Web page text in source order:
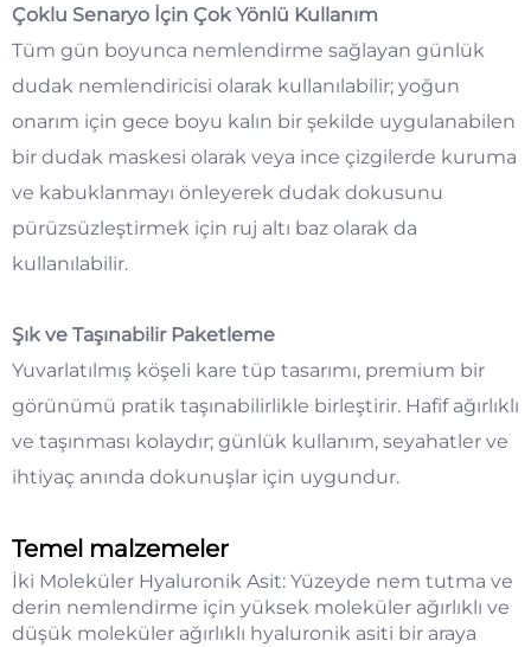
Çoklu Senaryo İçin Çok Yönlü Kullanım
Tüm gün boyunca nemlendirme sağlayan günlük
dudak nemlendiricisi olarak kullanılabilir; yoğun
onarım için gece boyu kalın bir şekilde uygulanabilen
bir dudak maskesi olarak veya ince çizgilerde kuruma
ve kabuklanmayı önleyerek dudak dokusunu
pürüzsüzleştirmek için ruj altı baz olarak da
kullanılabilir.
Şık ve Taşınabilir Paketleme
Yuvarlatılmış köşeli kare tüp tasarımı, premium bir
görünümü pratik taşınabilirlikle birleştirir. Hafif ağırlıklı
ve taşınması kolaydır; günlük kullanım, seyahatler ve
ihtiyaç anında dokunuşlar için uygundur.
Temel malzemeler
İki Moleküler Hyaluronik Asit: Yüzeyde nem tutma ve
derin nemlendirme için yüksek moleküler ağırlıklı ve
düşük moleküler ağırlıklı hyaluronik asiti bir araya